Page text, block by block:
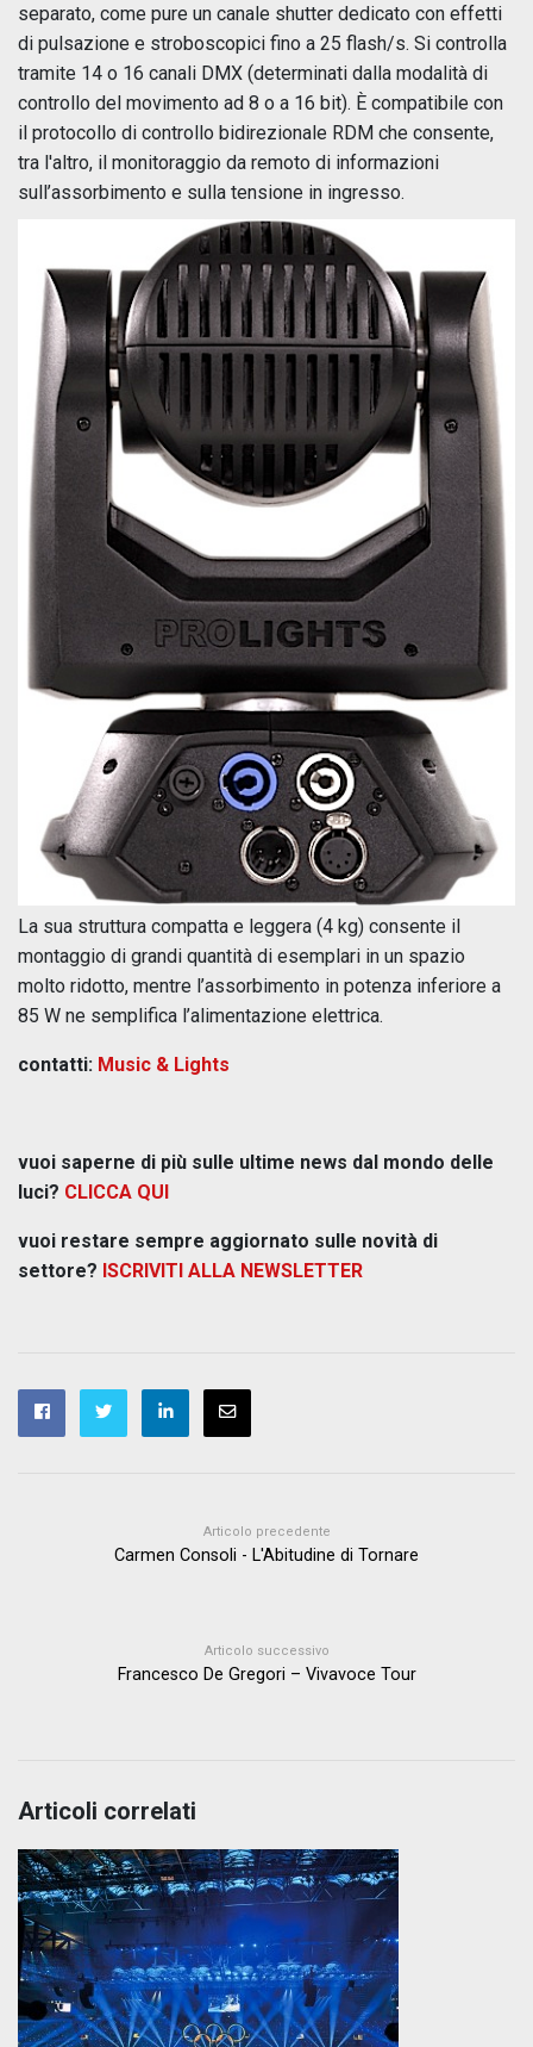
separato, come pure un canale shutter dedicato con effetti
di pulsazione e stroboscopici fino a 25 flash/s. Si controlla
tramite 14 o 16 canali DMX (determinati dalla modalità di
controllo del movimento ad 8 o a 16 bit). È compatibile con
il protocollo di controllo bidirezionale RDM che consente,
tra l'altro, il monitoraggio da remoto di informazioni
sull’assorbimento e sulla tensione in ingresso.
La sua struttura compatta e leggera (4 kg) consente il
montaggio di grandi quantità di esemplari in un spazio
molto ridotto, mentre l’assorbimento in potenza inferiore a
85 W ne semplifica l’alimentazione elettrica.
contatti: Music & Lights
vuoi saperne di più sulle ultime news dal mondo delle
luci? CLICCA QUI
vuoi restare sempre aggiornato sulle novità di
settore? ISCRIVITI ALLA NEWSLETTER
Articolo precedente
Carmen Consoli - L'Abitudine di Tornare
Articolo successivo
Francesco De Gregori – Vivavoce Tour
Articoli correlati